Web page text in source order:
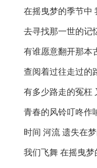
在摇曳梦的季节中
去寻找那一世的记
有谁愿意翻开那本
查阅着过往走过的
有多少路走的冤枉
青春的风铃叮咚作
时间 河流 遗失在梦
我们飞舞 在摇曳梦